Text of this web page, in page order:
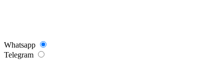
Whatsapp
Telegram